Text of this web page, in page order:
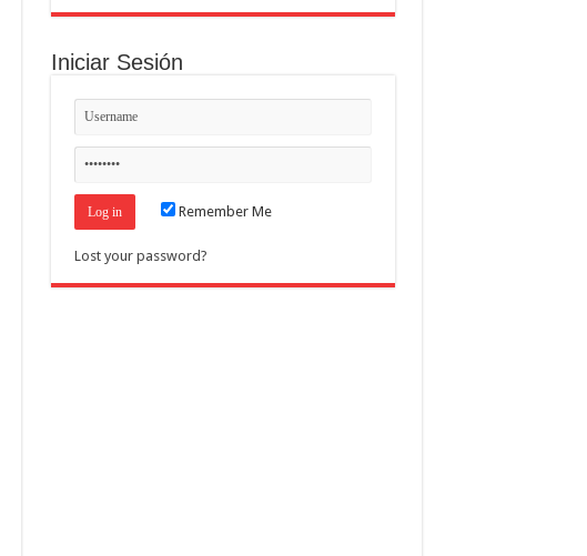
Iniciar Sesión
Remember Me
Lost your password?